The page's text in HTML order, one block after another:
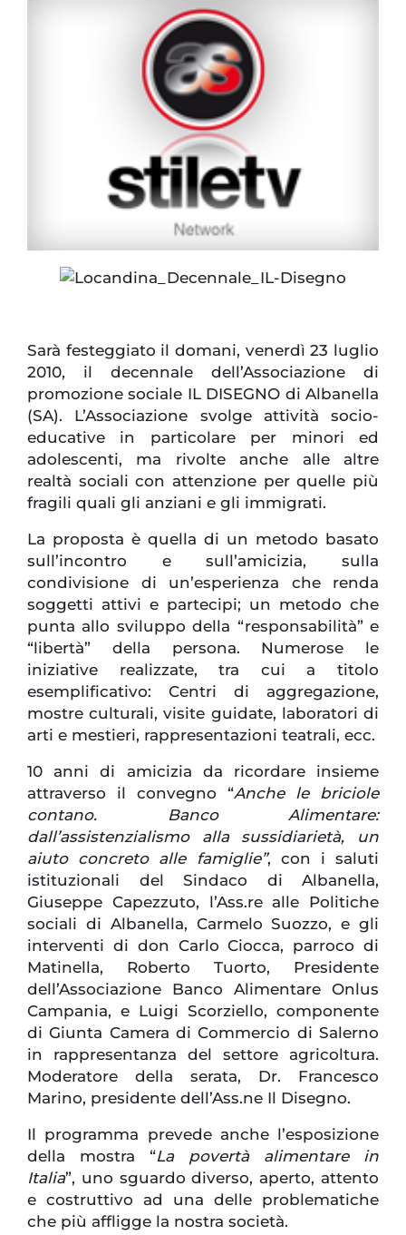
Sarà festeggiato il domani, venerdì 23 luglio
2010, il decennale dell’Associazione di
promozione sociale IL DISEGNO di Albanella
(SA). L’Associazione svolge attività socio-
educative in particolare per minori ed
adolescenti, ma rivolte anche alle altre
realtà sociali con attenzione per quelle più
fragili quali gli anziani e gli immigrati.
La proposta è quella di un metodo basato
sull’incontro e sull’amicizia, sulla
condivisione di un’esperienza che renda
soggetti attivi e partecipi; un metodo che
punta allo sviluppo della “responsabilità” e
“libertà” della persona. Numerose le
iniziative realizzate, tra cui a titolo
esemplificativo: Centri di aggregazione,
mostre culturali, visite guidate, laboratori di
arti e mestieri, rappresentazioni teatrali, ecc.
10 anni di amicizia da ricordare insieme
attraverso il convegno “Anche le briciole
contano. Banco Alimentare:
dall’assistenzialismo alla sussidiarietà, un
aiuto concreto alle famiglie”, con i saluti
istituzionali del Sindaco di Albanella,
Giuseppe Capezzuto, l’Ass.re alle Politiche
sociali di Albanella, Carmelo Suozzo, e gli
interventi di don Carlo Ciocca, parroco di
Matinella, Roberto Tuorto, Presidente
dell’Associazione Banco Alimentare Onlus
Campania, e Luigi Scorziello, componente
di Giunta Camera di Commercio di Salerno
in rappresentanza del settore agricoltura.
Moderatore della serata, Dr. Francesco
Marino, presidente dell’Ass.ne Il Disegno.
Il programma prevede anche l’esposizione
della mostra “La povertà alimentare in
Italia”, uno sguardo diverso, aperto, attento
e costruttivo ad una delle problematiche
che più affligge la nostra società.